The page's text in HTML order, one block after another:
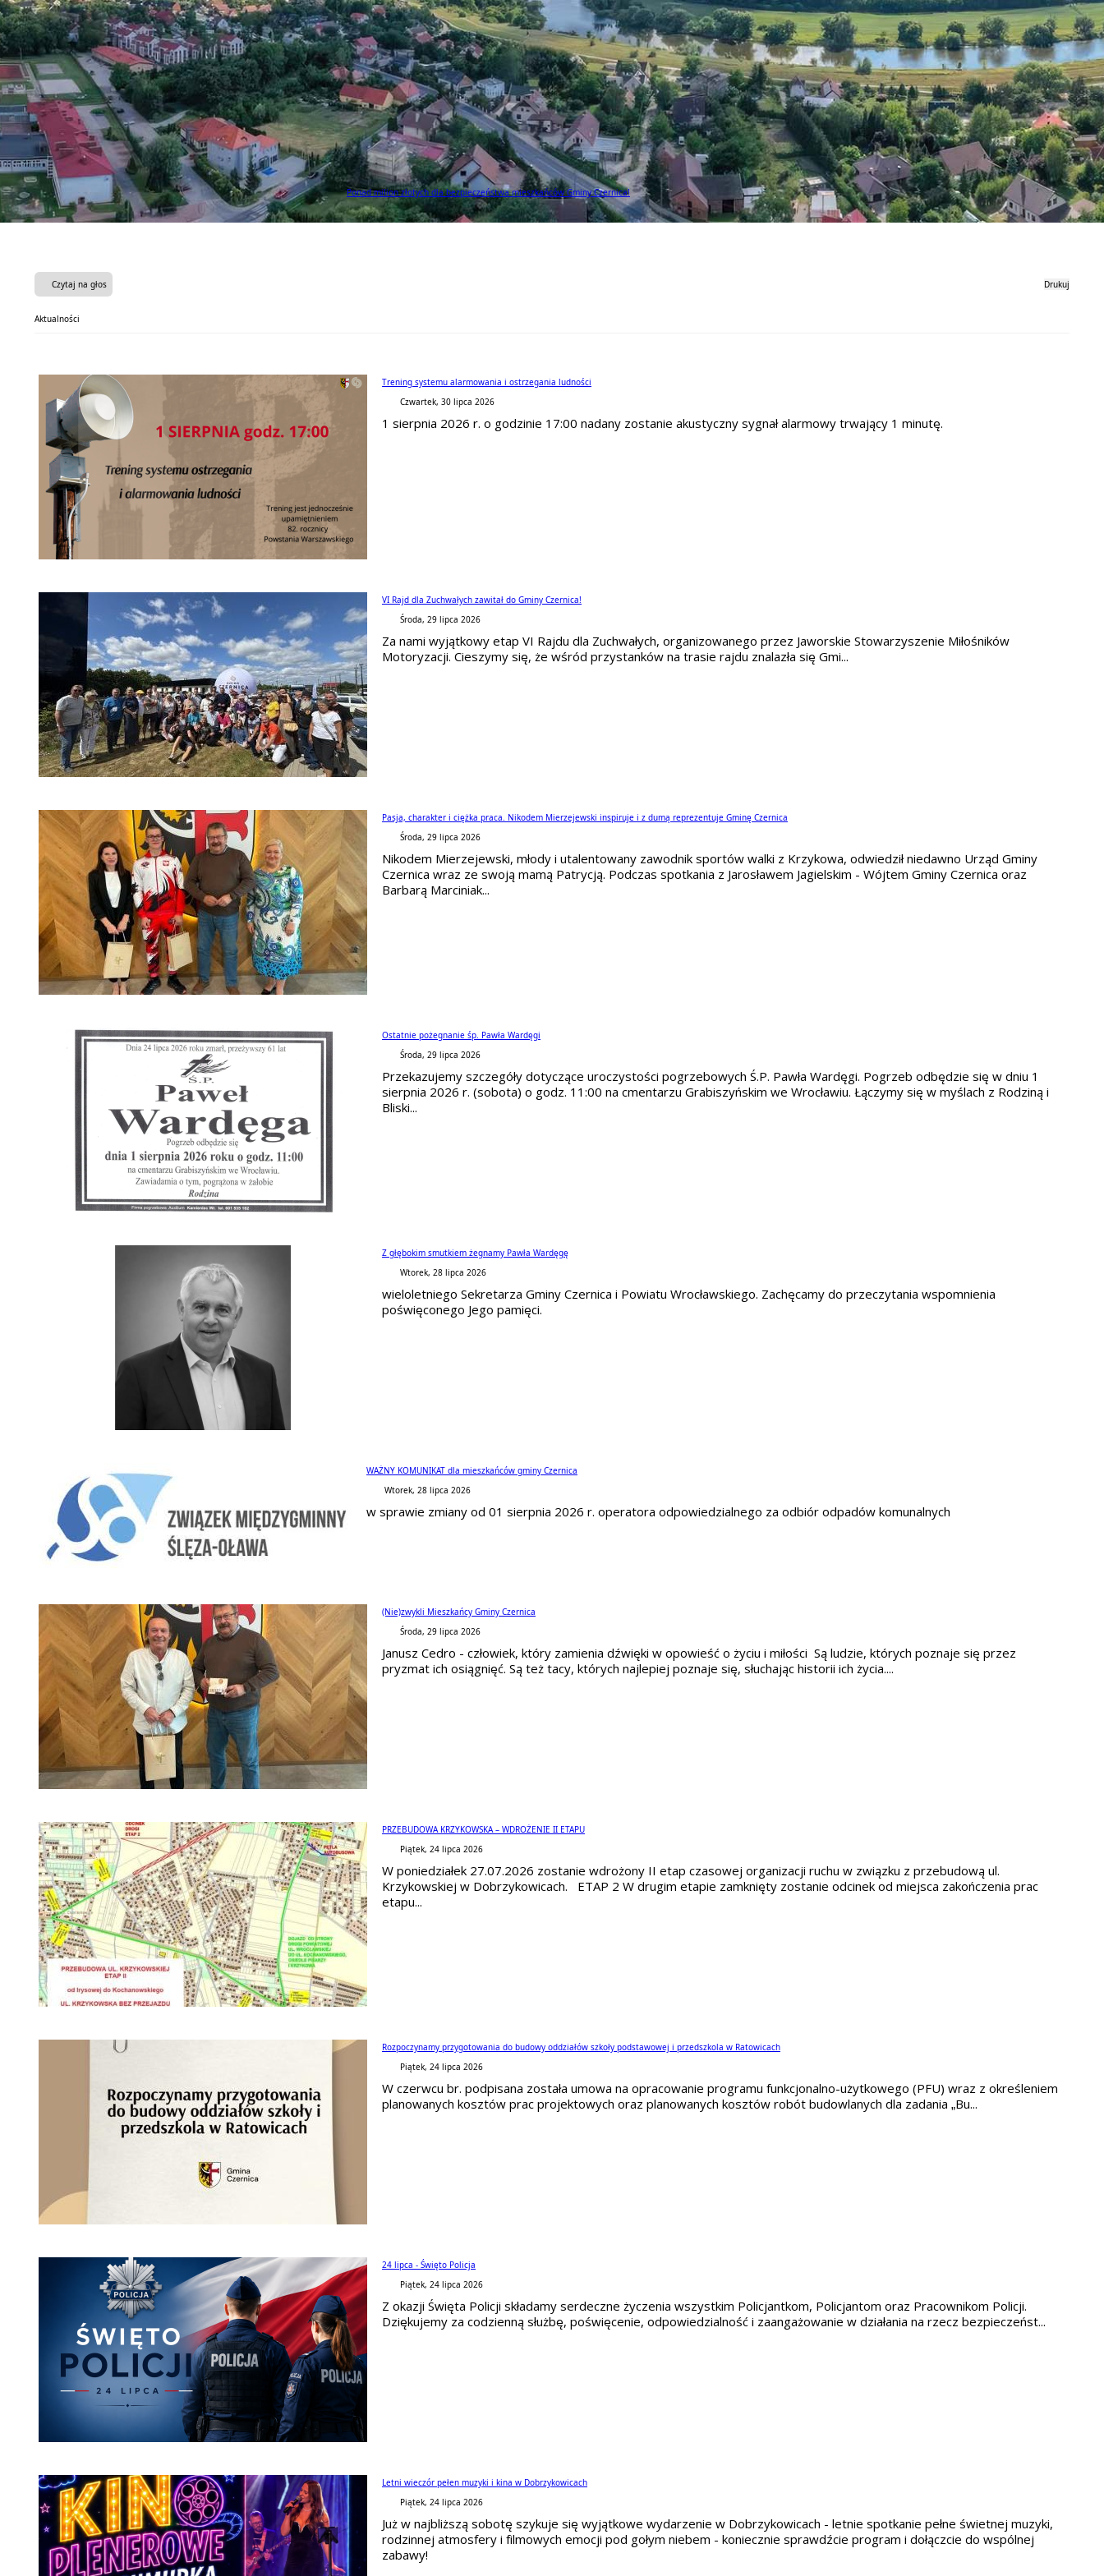
Ponad milion złotych dla bezpieczeństwa mieszkańców Gminy Czernica!
Czytaj na głos Drukuj
Aktualności
Trening systemu alarmowania i ostrzegania ludności
Czwartek, 30 lipca 2026
1 sierpnia 2026 r. o godzinie 17:00 nadany zostanie akustyczny sygnał alarmowy trwający 1 minutę.
VI Rajd dla Zuchwałych zawitał do Gminy Czernica!
Środa, 29 lipca 2026
Za nami wyjątkowy etap VI Rajdu dla Zuchwałych, organizowanego przez Jaworskie Stowarzyszenie Miłośników
Motoryzacji. Cieszymy się, że wśród przystanków na trasie rajdu znalazła się Gmi...
Pasja, charakter i ciężka praca. Nikodem Mierzejewski inspiruje i z dumą reprezentuje Gminę Czernica
Środa, 29 lipca 2026
Nikodem Mierzejewski, młody i utalentowany zawodnik sportów walki z Krzykowa, odwiedził niedawno Urząd Gminy
Czernica wraz ze swoją mamą Patrycją. Podczas spotkania z Jarosławem Jagielskim - Wójtem Gminy Czernica oraz
Barbarą Marciniak...
Ostatnie pożegnanie śp. Pawła Wardęgi
Środa, 29 lipca 2026
Przekazujemy szczegóły dotyczące uroczystości pogrzebowych Ś.P. Pawła Wardęgi. Pogrzeb odbędzie się w dniu 1
sierpnia 2026 r. (sobota) o godz. 11:00 na cmentarzu Grabiszyńskim we Wrocławiu. Łączymy się w myślach z Rodziną i
Bliski...
Z głębokim smutkiem żegnamy Pawła Wardęgę
Wtorek, 28 lipca 2026
wieloletniego Sekretarza Gminy Czernica i Powiatu Wrocławskiego. Zachęcamy do przeczytania wspomnienia
poświęconego Jego pamięci.
WAŻNY KOMUNIKAT dla mieszkańców gminy Czernica
Wtorek, 28 lipca 2026
w sprawie zmiany od 01 sierpnia 2026 r. operatora odpowiedzialnego za odbiór odpadów komunalnych
(Nie)zwykli Mieszkańcy Gminy Czernica
Środa, 29 lipca 2026
Janusz Cedro - człowiek, który zamienia dźwięki w opowieść o życiu i miłości Są ludzie, których poznaje się przez
pryzmat ich osiągnięć. Są też tacy, których najlepiej poznaje się, słuchając historii ich życia....
PRZEBUDOWA KRZYKOWSKA – WDROŻENIE II ETAPU
Piątek, 24 lipca 2026
W poniedziałek 27.07.2026 zostanie wdrożony II etap czasowej organizacji ruchu w związku z przebudową ul.
Krzykowskiej w Dobrzykowicach. ETAP 2 W drugim etapie zamknięty zostanie odcinek od miejsca zakończenia prac
etapu...
Rozpoczynamy przygotowania do budowy oddziałów szkoły podstawowej i przedszkola w Ratowicach
Piątek, 24 lipca 2026
W czerwcu br. podpisana została umowa na opracowanie programu funkcjonalno-użytkowego (PFU) wraz z określeniem
planowanych kosztów prac projektowych oraz planowanych kosztów robót budowlanych dla zadania „Bu...
24 lipca - Święto Policja
Piątek, 24 lipca 2026
Z okazji Święta Policji składamy serdeczne życzenia wszystkim Policjantkom, Policjantom oraz Pracownikom Policji.
Dziękujemy za codzienną służbę, poświęcenie, odpowiedzialność i zaangażowanie w działania na rzecz bezpieczeńst...
Letni wieczór pełen muzyki i kina w Dobrzykowicach
Piątek, 24 lipca 2026
Już w najbliższą sobotę szykuje się wyjątkowe wydarzenie w Dobrzykowicach - letnie spotkanie pełne świetnej muzyki,
rodzinnej atmosfery i filmowych emocji pod gołym niebem - koniecznie sprawdźcie program i dołączcie do wspólnej
zabawy!